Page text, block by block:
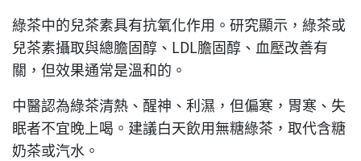
綠茶中的兒茶素具有抗氧化作用。研究顯示，綠茶或
兒茶素攝取與總膽固醇、LDL膽固醇、血壓改善有
關，但效果通常是溫和的。
中醫認為綠茶清熱、醒神、利濕，但偏寒，胃寒、失
眠者不宜晚上喝。建議白天飲用無糖綠茶，取代含糖
奶茶或汽水。